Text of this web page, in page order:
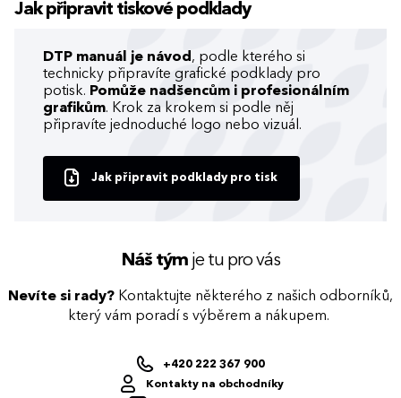
Jak připravit tiskové podklady
DTP manuál je návod , podle kterého si
technicky připravíte grafické podklady pro
potisk. Pomůže nadšencům i profesionálním
grafikům. Krok za krokem si podle něj
připravíte jednoduché logo nebo vizuál.
Jak připravit podklady pro tisk
Náš týmje tu pro vás
Nevíte si rady? Kontaktujte některého z našich odborníků,
který vám poradí s výběrem a nákupem.
+420 222 367 900
Kontakty na obchodníky